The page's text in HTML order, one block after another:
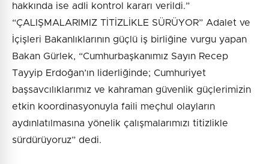
hakkında ise adli kontrol kararı verildi.”
“ÇALIŞMALARIMIZ TİTİZLİKLE SÜRÜYOR” Adalet ve
İçişleri Bakanlıklarının güçlü iş birliğine vurgu yapan
Bakan Gürlek, “Cumhurbaşkanımız Sayın Recep
Tayyip Erdoğan’ın liderliğinde; Cumhuriyet
başsavcılıklarımız ve kahraman güvenlik güçlerimizin
etkin koordinasyonuyla faili meçhul olayların
aydınlatılmasına yönelik çalışmalarımızı titizlikle
sürdürüyoruz” dedi.